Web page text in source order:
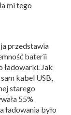
mi tego
przedstawia
baterii
ładowarki. Jak
kabel USB,
starego
55%
ładowania było